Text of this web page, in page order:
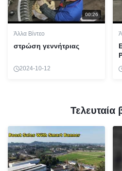
00:26
Άλλα Βίντεο
στρώση γεννήτριας
2024-10-12
Τελευταία